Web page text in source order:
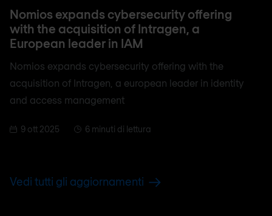
Nomios expands cybersecurity offering
with the acquisition of Intragen, a
European leader in IAM
Nomios expands cybersecurity offering with the
acquisition of Intragen, a european leader in identity
and access management
9 ott 2025 6 minuti di lettura
Vedi tutti gli aggiornamenti